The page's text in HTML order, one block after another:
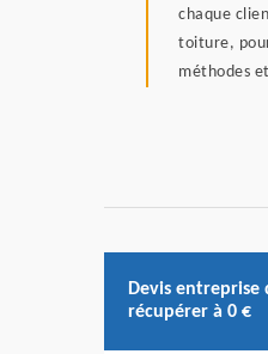
chaque
toiture,
méthodes
Devis entreprise
récupérer à 0 €